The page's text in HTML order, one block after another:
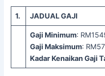
1. JADUAL GAJI
Gaji Minimum:
Gaji Maksimum:
Kadar Kenaikan Gaji